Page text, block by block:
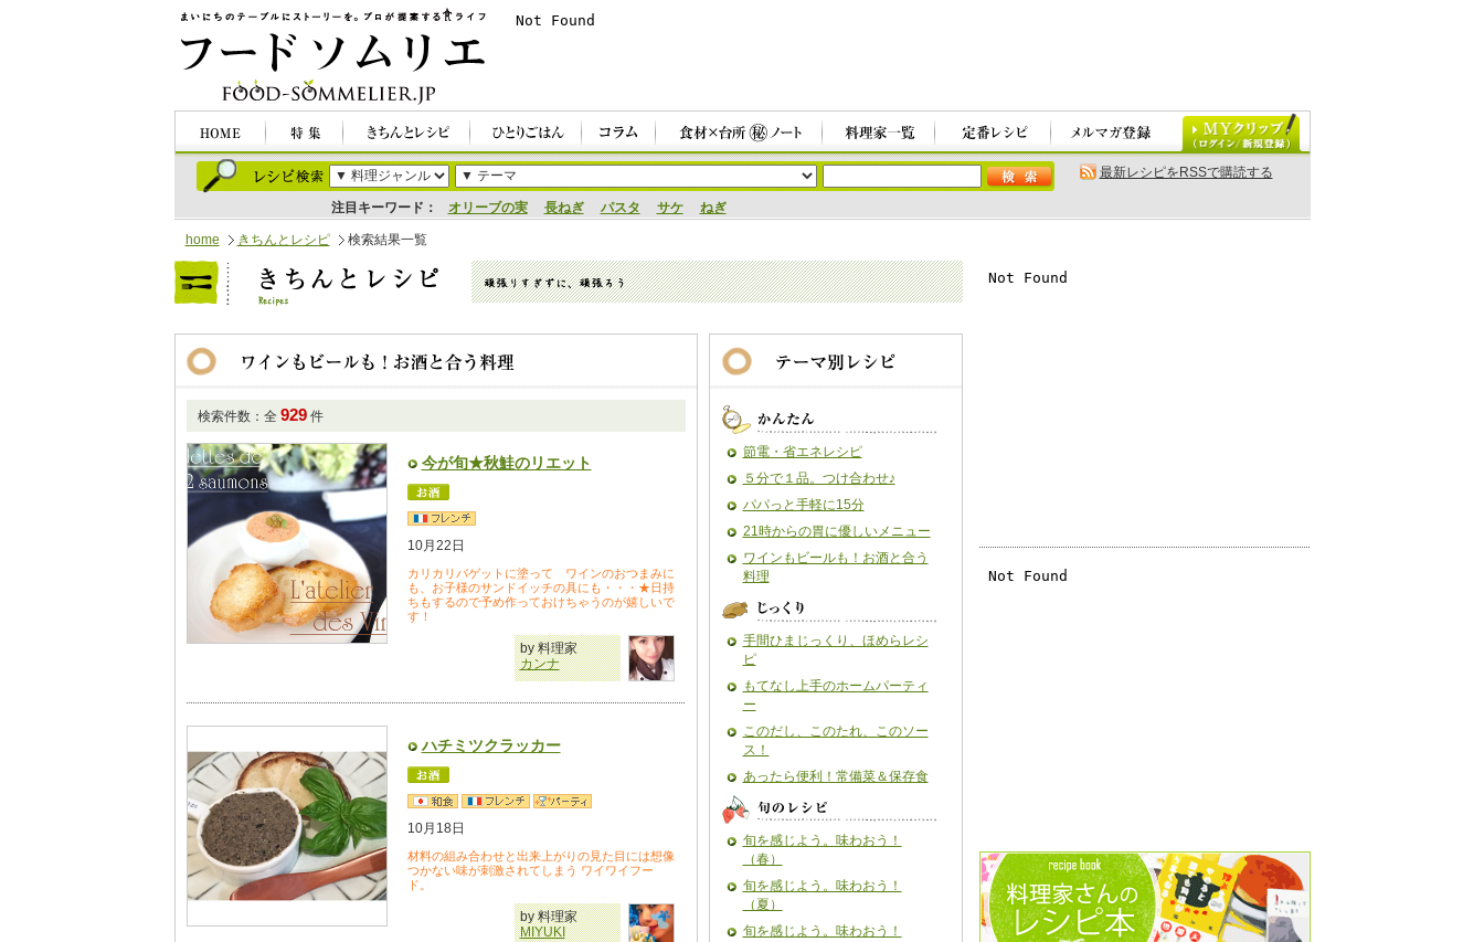
注目キーワード： オリーブの実 長ねぎ パスタ サケ ねぎ
最新レシピをRSSで購読する
home きちんとレシピ 検索結果一覧
検索件数：全 929件
今が旬★秋鮭のリエット
10月22日
カリカリバゲットに塗って ワインのおつまみに
も、お子様のサンドイッチの具にも・・・★日持
ちもするので予め作っておけちゃうのが嬉しいで
す！
by 料理家
カンナ
ハチミツクラッカー
10月18日
材料の組み合わせと出来上がりの見た目には想像
つかない味が刺激されてしまう ワイワイフー
ド。
by 料理家
MIYUKI
節電・省エネレシピ
５分で１品。つけ合わせ♪
パパっと手軽に15分
21時からの胃に優しいメニュー
ワインもビールも！お酒と合う
料理
手間ひまじっくり、ほめらレシ
ピ
もてなし上手のホームパーティ
ー
このだし、このたれ、このソー
ス！
あったら便利！常備菜＆保存食
旬を感じよう。味わおう！
（春）
旬を感じよう。味わおう！
（夏）
旬を感じよう。味わおう！